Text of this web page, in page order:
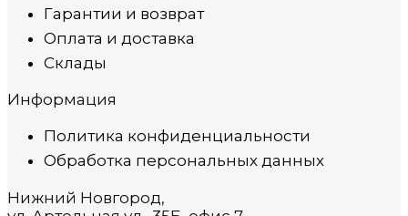
Гарантии и возврат
Оплата и доставка
Склады
Информация
Политика конфиденциальности
Обработка персональных данных
Нижний Новгород,